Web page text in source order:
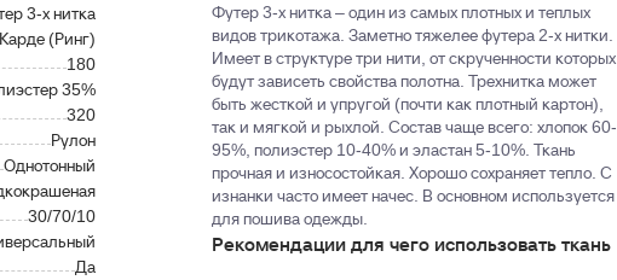
3-х нитка
Карде (Ринг)
180
35%
320
Рулон
Однотонный
30/70/10
Да
Футер 3-х нитка – один из самых плотных и теплых
видов трикотажа. Заметно тяжелее футера 2-х нитки.
Имеет в структуре три нити, от скрученности которых
будут зависеть свойства полотна. Трехнитка может
быть жесткой и упругой (почти как плотный картон),
так и мягкой и рыхлой. Состав чаще всего: хлопок 60-
95%, полиэстер 10-40% и эластан 5-10%. Ткань
прочная и износостойкая. Хорошо сохраняет тепло. С
изнанки часто имеет начес. В основном используется
для пошива одежды.
Рекомендации для чего использовать ткань